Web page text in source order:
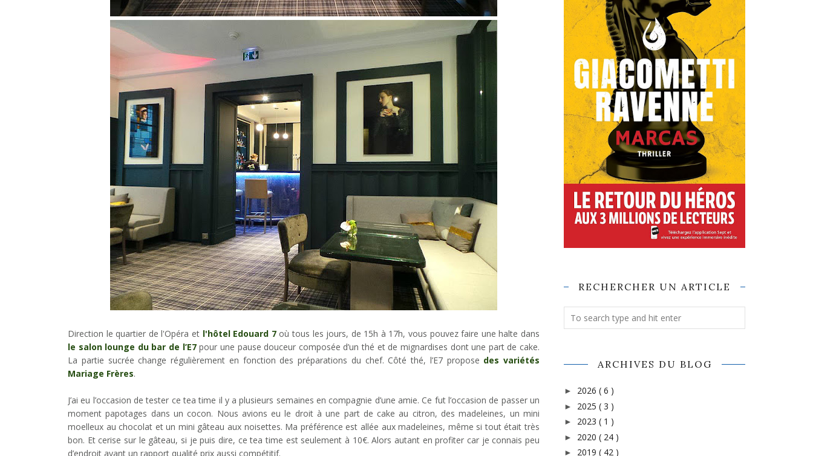
Direction le quartier de l'Opéra et l'hôtel Edouard 7où tous les jours, de 15h à 17h, vous pouvez faire une halte dans
le salon lounge du bar de l’E7pour une pause douceur composée d’un thé et de mignardises dont une part de cake.
La partie sucrée change régulièrement en fonction des préparations du chef. Côté thé, l’E7 propose des variétés
Mariage Frères.
J’ai eu l’occasion de tester ce tea time il y a plusieurs semaines en compagnie d’une amie. Ce fut l’occasion de passer un
moment papotages dans un cocon. Nous avions eu le droit à une part de cake au citron, des madeleines, un mini
moelleux au chocolat et un mini gâteau aux noisettes. Ma préférence est allée aux madeleines, même si tout était très
bon. Et cerise sur le gâteau, si je puis dire, ce tea time est seulement à 10€. Alors autant en profiter car je connais peu
d’endroit ayant un rapport qualité prix aussi compétitif.
RECHERCHER UN ARTICLE
ARCHIVES DU BLOG
► 2026 ( 6 )
► 2025 ( 3 )
► 2023 ( 1 )
► 2020 ( 24 )
► 2019 ( 42 )